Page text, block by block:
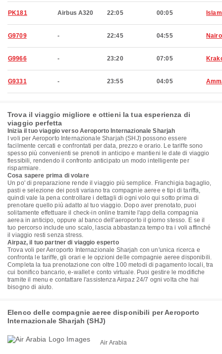
PK181 Airbus A320 22:05 00:05
G9709 - 22:45 04:55
G9966 - 23:20 07:05
G9331 - 23:55 04:05
Trova il viaggio migliore e ottieni la tua esperienza di
viaggio perfetta
Inizia il tuo viaggio verso Aeroporto Internazionale Sharjah
I voli per Aeroporto Internazionale Sharjah (SHJ) possono essere
facilmente cercati e confrontati per data, prezzo e orario. Le tariffe sono
spesso più convenienti se prenoti in anticipo e mantieni le date di viaggio
flessibili, rendendo il confronto anticipato un modo intelligente per
risparmiare.
Cosa sapere prima di volare
Un po' di preparazione rende il viaggio più semplice. Franchigia bagaglio,
pasti e selezione dei posti variano tra compagnie aeree e tipi di tariffa,
quindi vale la pena controllare i dettagli di ogni volo qui sotto prima di
prenotare quello più adatto al tuo viaggio. Dopo aver prenotato, puoi
solitamente effettuare il check-in online tramite l'app della compagnia
aerea in anticipo, oppure al banco dell'aeroporto il giorno stesso. E se il
tuo percorso include uno scalo, lascia abbastanza tempo tra i voli affinché
il viaggio resti senza stress.
Airpaz, il tuo partner di viaggio esperto
Trova voli per Aeroporto Internazionale Sharjah con un'unica ricerca e
confronta le tariffe, gli orari e le opzioni delle compagnie aeree disponibili.
Completa la tua prenotazione con oltre 100 metodi di pagamento locali, tra
cui bonifico bancario, e-wallet e conto virtuale. Puoi gestire le modifiche
tramite il menu e contattare l'assistenza Airpaz 24/7 ogni volta che hai
bisogno di aiuto.
Elenco delle compagnie aeree disponibili per Aeroporto
Internazionale Sharjah (SHJ)
Air Arabia